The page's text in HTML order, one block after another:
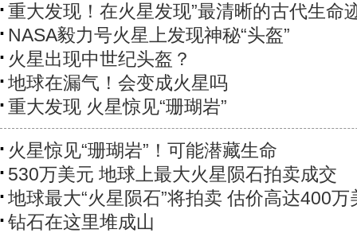
重大发现！在火星发现”最清晰的古代生命
NASA毅力号火星上发现神秘“头盔”
火星出现中世纪头盔？
地球在漏气！会变成火星吗
重大发现 火星惊见“珊瑚岩”
火星惊见“珊瑚岩”！可能潜藏生命
530万美元 地球上最大火星陨石拍卖成交
地球最大“火星陨石”将拍卖 估价高达400万
钻石在这里堆成山